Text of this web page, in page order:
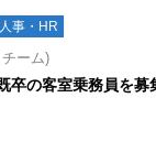
事・HR
ーム)
卒の客室乗務員を